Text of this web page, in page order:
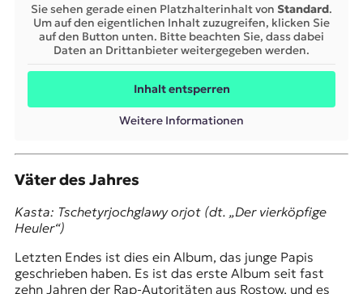
Sie sehen gerade einen Platzhalterinhalt von Standard.
Um auf den eigentlichen Inhalt zuzugreifen, klicken Sie
auf den Button unten. Bitte beachten Sie, dass dabei
Daten an Drittanbieter weitergegeben werden.
Inhalt entsperren
Weitere Informationen
Väter des Jahres
Kasta: Tschetyrjochglawy orjot (dt. „Der vierköpfige
Heuler“)
Letzten Endes ist dies ein Album, das junge Papis
geschrieben haben. Es ist das erste Album seit fast
zehn Jahren der Rap-Autoritäten aus Rostow, und es